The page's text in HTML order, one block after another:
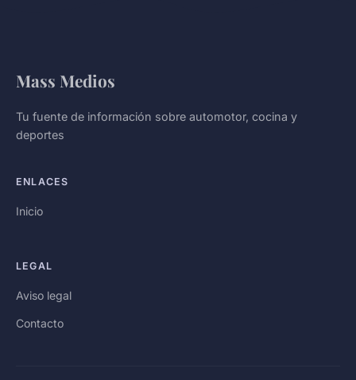
Mass Medios
Tu fuente de información sobre automotor, cocina y
deportes
ENLACES
Inicio
LEGAL
Aviso legal
Contacto